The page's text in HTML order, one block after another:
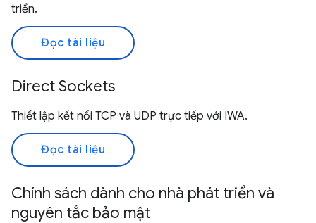
triển.
Đọc tài liệu
Direct Sockets
Thiết lập kết nối TCP và UDP trực tiếp với IWA.
Đọc tài liệu
Chính sách dành cho nhà phát triển và
nguyên tắc bảo mật